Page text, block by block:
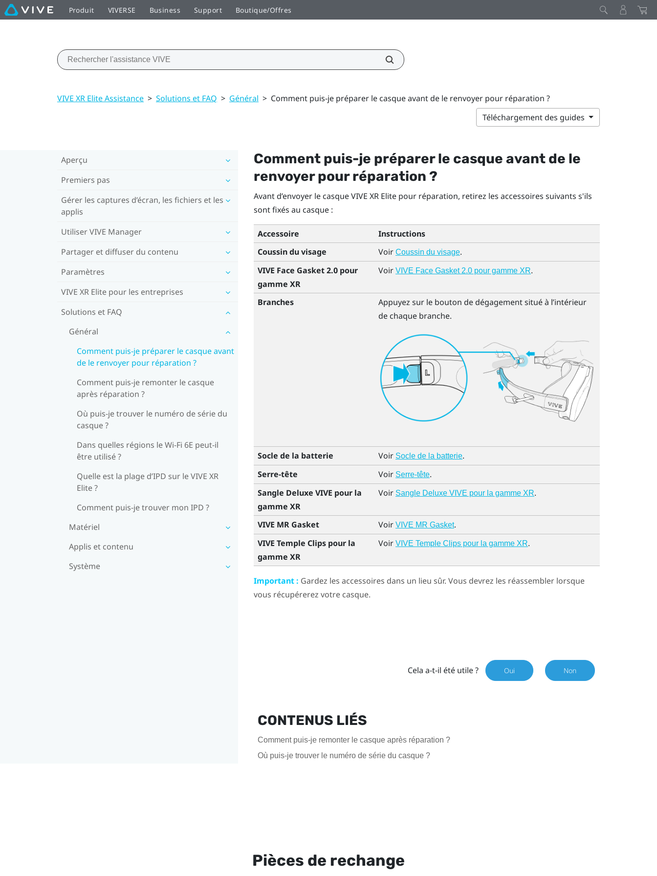
Produit VIVERSE Business Support Boutique/Offres
VIVE XR Elite Assistance > Solutions et FAQ > Général > Comment puis-je préparer le casque avant de le renvoyer pour réparation ?
Téléchargement des guides
Aperçu
Premiers pas
Gérer les captures d’écran, les fichiers et les
applis
Utiliser VIVE Manager
Partager et diffuser du contenu
Paramètres
VIVE XR Elite pour les entreprises
Solutions et FAQ
Général
Comment puis-je préparer le casque avant
de le renvoyer pour réparation ?
Comment puis-je remonter le casque
après réparation ?
Où puis-je trouver le numéro de série du
casque ?
Dans quelles régions le Wi-Fi 6E peut-il
être utilisé ?
Quelle est la plage d’IPD sur le VIVE XR
Elite ?
Comment puis-je trouver mon IPD ?
Matériel
Applis et contenu
Système
Comment puis-je préparer le casque avant de le
renvoyer pour réparation ?
Avant d’envoyer le casqueVIVE XR Elitepour réparation, retirez les accessoires suivants s'ils
sont fixés au casque :
Accessoire
Instructions
Coussin du visage
Voir Coussin du visage.
VIVE Face Gasket 2.0 pour
gamme XR
Voir VIVE Face Gasket 2.0 pour gamme XR.
Branches
Appuyez sur le bouton de dégagement situé à l’intérieur
de chaque branche.
Socle de la batterie Voir Socle de la batterie.
Serre-tête
Voir Serre-tête.
Sangle Deluxe VIVE pour la
gamme XR
Voir Sangle Deluxe VIVE pour la gamme XR.
VIVE MR Gasket Voir VIVE MR Gasket.
VIVE Temple Clips pour la
gamme XR
Voir VIVE Temple Clips pour la gamme XR.
Important : Gardez les accessoires dans un lieu sûr. Vous devrez les réassembler lorsque
vous récupérerez votre casque.
Cela a-t-il été utile ? Oui Non
CONTENUS LIÉS
Comment puis-je remonter le casque après réparation ?
Où puis-je trouver le numéro de série du casque ?
Pièces de rechange